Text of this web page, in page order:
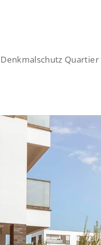
Denkmalschutz Quartier